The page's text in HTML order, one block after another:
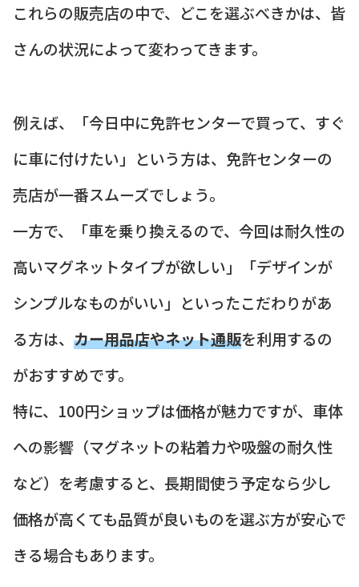
これらの販売店の中で、どこを選ぶべきかは、皆
さんの状況によって変わってきます。
例えば、「今日中に免許センターで買って、すぐ
に車に付けたい」という方は、免許センターの
売店が一番スムーズでしょう。
一方で、「車を乗り換えるので、今回は耐久性の
高いマグネットタイプが欲しい」「デザインが
シンプルなものがいい」といったこだわりがあ
る方は、 カー用品店やネット通販を利用するの
がおすすめです。
特に、100円ショップは価格が魅力ですが、車体
への影響（マグネットの粘着力や吸盤の耐久性
など）を考慮すると、長期間使う予定なら少し
価格が高くても品質が良いものを選ぶ方が安心で
きる場合もあります。